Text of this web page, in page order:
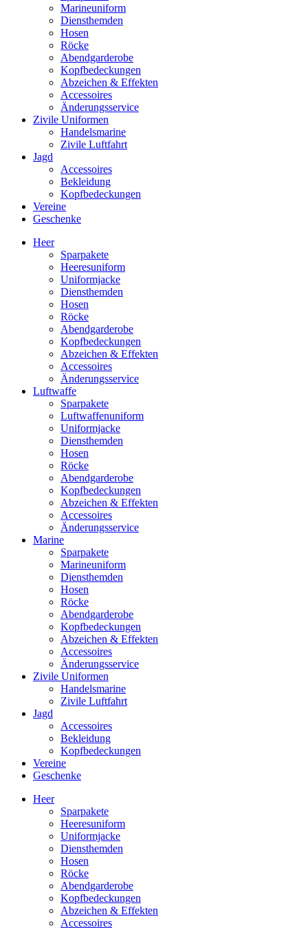
Marineuniform
Diensthemden
Hosen
Röcke
Abendgarderobe
Kopfbedeckungen
Abzeichen & Effekten
Accessoires
Änderungsservice
Zivile Uniformen
Handelsmarine
Zivile Luftfahrt
Jagd
Accessoires
Bekleidung
Kopfbedeckungen
Vereine
Geschenke
Heer
Sparpakete
Heeresuniform
Uniformjacke
Diensthemden
Hosen
Röcke
Abendgarderobe
Kopfbedeckungen
Abzeichen & Effekten
Accessoires
Änderungsservice
Luftwaffe
Sparpakete
Luftwaffenuniform
Uniformjacke
Diensthemden
Hosen
Röcke
Abendgarderobe
Kopfbedeckungen
Abzeichen & Effekten
Accessoires
Änderungsservice
Marine
Sparpakete
Marineuniform
Diensthemden
Hosen
Röcke
Abendgarderobe
Kopfbedeckungen
Abzeichen & Effekten
Accessoires
Änderungsservice
Zivile Uniformen
Handelsmarine
Zivile Luftfahrt
Jagd
Accessoires
Bekleidung
Kopfbedeckungen
Vereine
Geschenke
Heer
Sparpakete
Heeresuniform
Uniformjacke
Diensthemden
Hosen
Röcke
Abendgarderobe
Kopfbedeckungen
Abzeichen & Effekten
Accessoires